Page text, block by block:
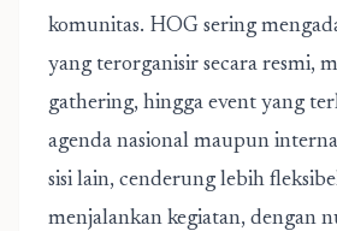
komunitas. HOG sering
yang terorganisir secara resmi,
gathering, hingga event yang
agenda nasional maupun
sisi lain, cenderung lebih
menjalankan kegiatan, dengan